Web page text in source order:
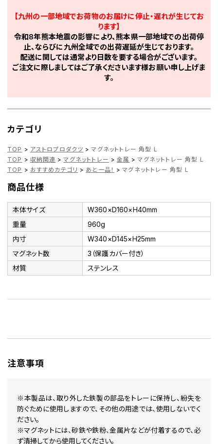
【九州の一部地域でお荷物のお届けに停止・遅れが生じてお
ります】
令和8年熊本地震の影響により、熊本県一部地域での出荷停
止、ならびに九州全域での出荷遅延が生じております。
配送に関しては通常より日数を要する場合がございます。
ご注文に際しましてはご了承くださいます様お願い申し上げま
す。
カテゴリ
TOP > アストロプロダクツ > マグネットトレー 角型 L
TOP > 収納関連 > マグネットトレー > 金属 > マグネットトレー 角型 L
TOP > おすすめカテゴリ > あと一品！ > マグネットトレー 角型 L
商品仕様
本体サイズ
W360×D160×H40mm
重量
960g
内寸
W340×D145×H25mm
マグネット数
3（保護カバー付き）
材質
ステンレス
注意事項
※本製品は、取り外した鉄製の部品をトレーに保持し、紛失を
防ぐために使用しますので、その他の用途では、使用しないでく
ださい。
※マグネットには、砂鉄や鉄粉、金属片などが付着するので、必
ず清掃してから使用してください。